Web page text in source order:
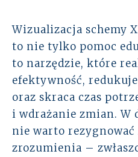
Wizualizacja schemy
to nie tylko pomoc
to narzędzie, które
efektywność,
oraz skraca czas
i wdrażanie zmian. W
nie warto
zrozumienia –